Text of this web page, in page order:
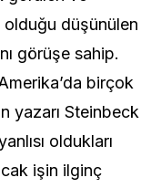
olduğu düşünülen
görüşe sahip.
birçok
yazarı Steinbeck
oldukları
işin ilginç